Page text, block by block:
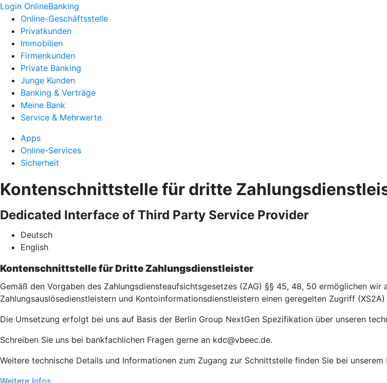
Login OnlineBanking
Online-Geschäftsstelle
Privatkunden
Immobilien
Firmenkunden
Private Banking
Junge Kunden
Banking & Verträge
Meine Bank
Service & Mehrwerte
Apps
Online-Services
Sicherheit
Kontenschnittstelle für dritte
Dedicated Interface of Third Party Service Provider
Deutsch
English
Kontenschnittstelle für Dritte Zahlungsdienstleister
Gemäß den Vorgaben des Zahlungsdiensteaufsichtsgesetzes (ZAG) §§ 45, 48, 50 ermöglichen
Zahlungsauslösedienstleistern und Kontoinformationsdienstleistern einen geregelten Zugriff
Die Umsetzung erfolgt bei uns auf Basis der Berlin Group NextGen Spezifikation über unseren
Schreiben Sie uns bei bankfachlichen Fragen gerne an kdc@vbeec.de.
Weitere technische Details und Informationen zum Zugang zur Schnittstelle finden Sie bei unserem
Weitere Infos